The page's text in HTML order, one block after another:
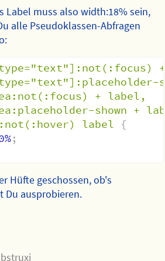
Label muss also width:18% sein,
alle Pseudoklassen-Abfragen
+ label,
shown +
label
{
;
Hüfte geschossen, ob's
Du ausprobieren.